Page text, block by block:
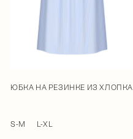
ЮБКА НА РЕЗИНКЕ ИЗ ХЛОПКА
S-M L-XL